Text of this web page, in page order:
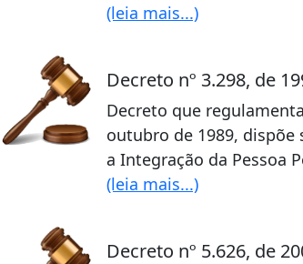
(leia mais...)
Decreto nº 3.298, de
Decreto que
outubro de 1989, dispõe
a Integração da Pessoa
(leia mais...)
Decreto nº 5.626, de